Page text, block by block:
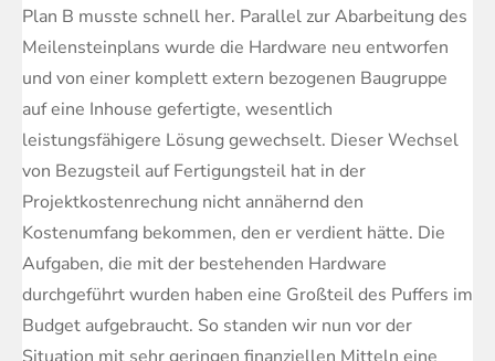
Plan B musste schnell her. Parallel zur Abarbeitung des
Meilensteinplans wurde die Hardware neu entworfen
und von einer komplett extern bezogenen Baugruppe
auf eine Inhouse gefertigte, wesentlich
leistungsfähigere Lösung gewechselt. Dieser Wechsel
von Bezugsteil auf Fertigungsteil hat in der
Projektkostenrechung nicht annähernd den
Kostenumfang bekommen, den er verdient hätte. Die
Aufgaben, die mit der bestehenden Hardware
durchgeführt wurden haben eine Großteil des Puffers im
Budget aufgebraucht. So standen wir nun vor der